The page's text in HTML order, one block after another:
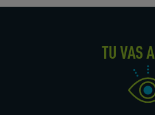
TU VAS